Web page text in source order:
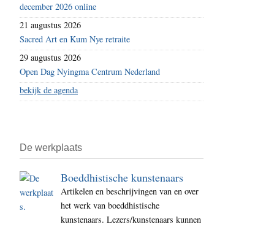
december 2026 online
21 augustus 2026
Sacred Art en Kum Nye retraite
29 augustus 2026
Open Dag Nyingma Centrum Nederland
bekijk de agenda
De werkplaats
Boeddhistische kunstenaars
Artikelen en beschrijvingen van en over
het werk van boeddhistische
kunstenaars. Lezers/kunstenaars kunnen